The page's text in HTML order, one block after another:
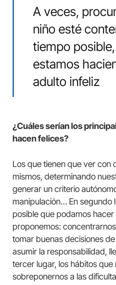
A veces,
niño esté
tiempo
estamos
adulto infeliz
¿Cuáles serían los
hacen felices?
Los que tienen que ver con
mismos, determinando
generar un criterio
manipulación… En segundo
posible que podamos
proponemos:
tomar buenas decisiones
asumir la responsabilidad,
tercer lugar, los hábitos que
sobreponernos a las